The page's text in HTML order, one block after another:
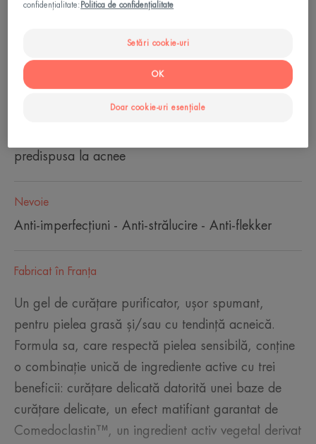
Adolescenți - Adulti
predispusa la acnee
Nevoie
Anti-imperfecțiuni - Anti-strălucire - Anti-flekker
Fabricat în Franţa
Un gel de curățare purificator, ușor spumant,
pentru pielea grasă și/sau cu tendință acneică.
Formula sa, care respectă pielea sensibilă, conține
o combinație unică de ingrediente active cu trei
beneficii: curățare delicată datorită unei baze de
curățare delicate, un efect matifiant garantat de
Comedoclastin™, un ingredient activ vegetal derivat
confidențialitate: Politica de confidențialitate
Setări cookie-uri
Doar cookie-uri esențiale
OK